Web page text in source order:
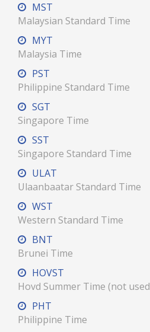
MST
Malaysian Standard Time
MYT
Malaysia Time
PST
Philippine Standard Time
SGT
Singapore Time
SST
Singapore Standard Time
ULAT
Ulaanbaatar Standard Time
WST
Western Standard Time
BNT
Brunei Time
HOVST
Hovd Summer Time (not
PHT
Philippine Time